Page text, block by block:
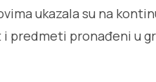
ukazala su na
pronađeni u